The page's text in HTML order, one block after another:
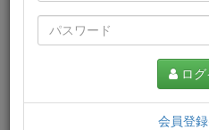
ロ
会員登